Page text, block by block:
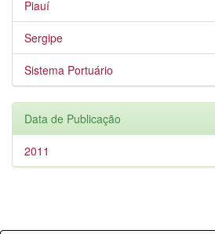
Piauí
Sergipe
Sistema Portuário
Data de Publicação
2011